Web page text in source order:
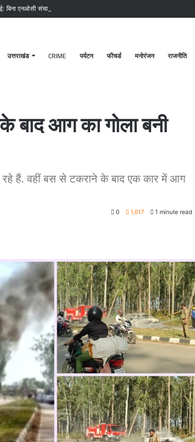
बिना एनओसी संचालित मीट दुकानों पर चला अभियान, 45250 रुपये का चालान
उत्तराखंड CRIME पर्यटन फीचर्ड मनोरंजन राजनीति
बाद आग का गोला बनी
रहे हैं. वहीं बस से टकराने के बाद एक कार में आग
0 1,617 1 minute read
तिहरे
पटेलनगर क्षेत्र में हुए तिहरे हत्याकांड का दून पुलिस ने